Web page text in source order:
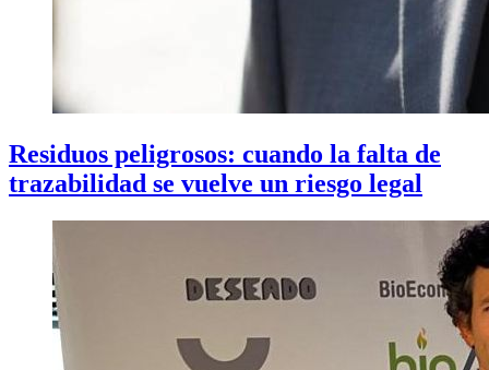
Residuos peligrosos: cuando la falta de
trazabilidad se vuelve un riesgo legal